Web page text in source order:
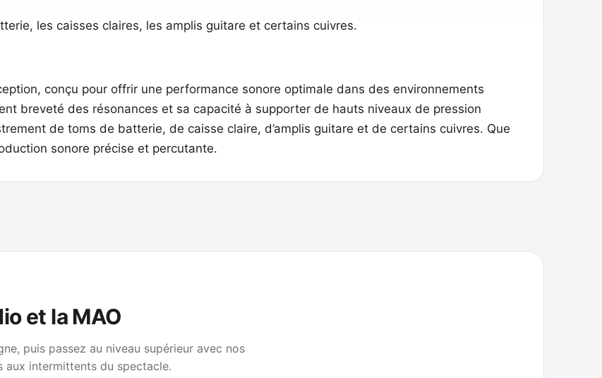
les caisses claires, les amplis guitare et certains cuivres.
conçu pour offrir une performance sonore optimale dans des environnements
breveté des résonances et sa capacité à supporter de hauts niveaux de pression
de toms de batterie, de caisse claire, d’amplis guitare et de certains cuivres. Que
sonore précise et percutante.
et la MAO
puis passez au niveau supérieur avec nos
aux intermittents du spectacle.